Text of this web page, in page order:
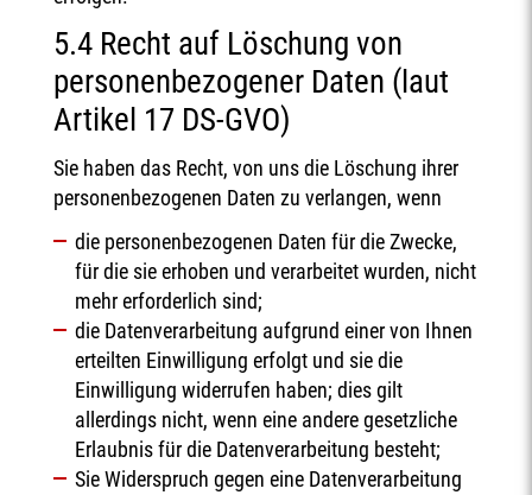
5.4 Recht auf Löschung von
personenbezogener Daten (laut
Artikel 17 DS-GVO)
Sie haben das Recht, von uns die Löschung ihrer
personenbezogenen Daten zu verlangen, wenn
die personenbezogenen Daten für die Zwecke,
für die sie erhoben und verarbeitet wurden, nicht
mehr erforderlich sind;
die Datenverarbeitung aufgrund einer von Ihnen
erteilten Einwilligung erfolgt und sie die
Einwilligung widerrufen haben; dies gilt
allerdings nicht, wenn eine andere gesetzliche
Erlaubnis für die Datenverarbeitung besteht;
Sie Widerspruch gegen eine Datenverarbeitung